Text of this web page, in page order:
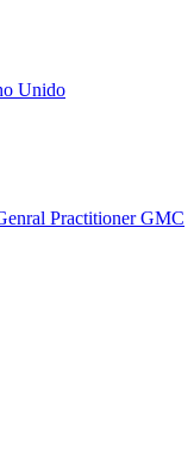
Unido
Practitioner GMC